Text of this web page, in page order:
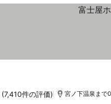
(7,410件の評価) 宮ノ下温泉まで